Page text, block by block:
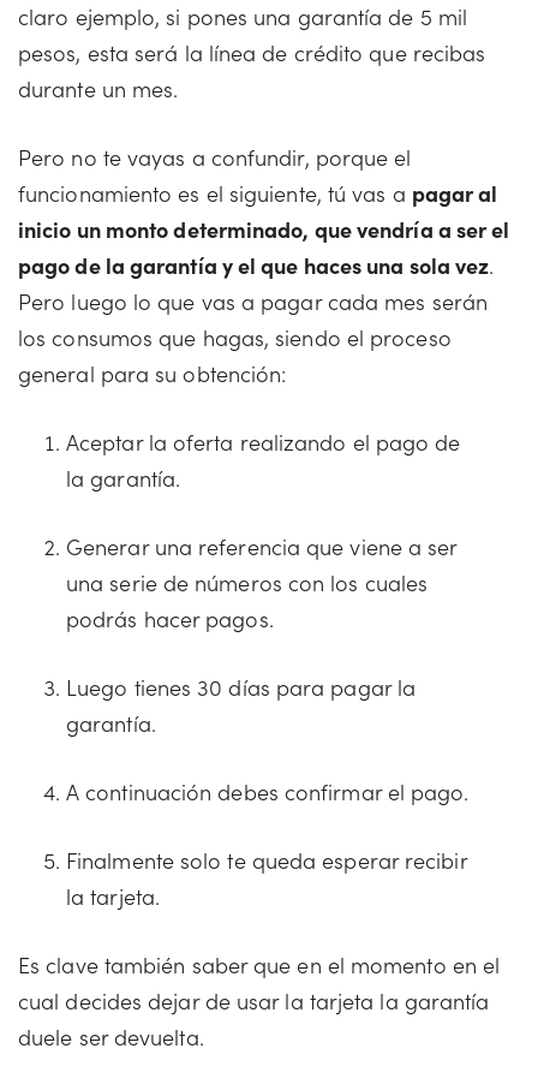
claro ejemplo, si pones una garantía de 5 mil
pesos, esta será la línea de crédito que recibas
durante un mes.
Pero no te vayas a confundir, porque el
funcionamiento es el siguiente, tú vas a pagar al
inicio un monto determinado, que vendría a ser el
pago de la garantía y el que haces una sola vez.
Pero luego lo que vas a pagar cada mes serán
los consumos que hagas, siendo el proceso
general para su obtención:
Aceptar la oferta realizando el pago de
la garantía.
Generar una referencia que viene a ser
una serie de números con los cuales
podrás hacer pagos.
Luego tienes 30 días para pagar la
garantía.
A continuación debes confirmar el pago.
Finalmente solo te queda esperar recibir
la tarjeta.
Es clave también saber que en el momento en el
cual decides dejar de usar la tarjeta la garantía
duele ser devuelta.